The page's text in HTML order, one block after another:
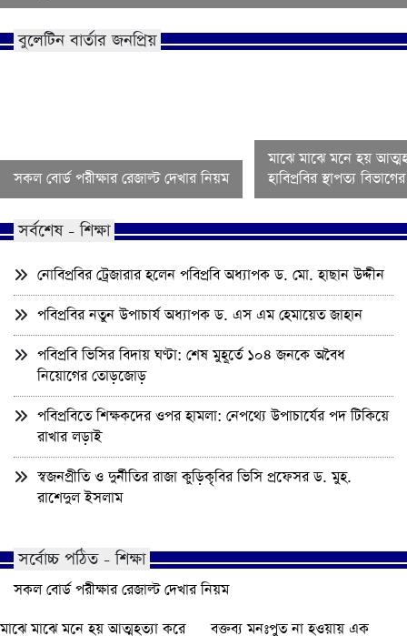
বুলেটিন বার্তার জনপ্রিয়
সকল বোর্ড পরীক্ষার রেজাল্ট দেখার নিয়ম
মাঝে মাঝে মনে হয়
হাবিপ্রবির স্থাপত্য
সর্বশেষ - শিক্ষা
নোবিপ্রবির ট্রেজারার হলেন পবিপ্রবি অধ্যাপক ড. মো. হাছান উদ্দীন
পবিপ্রবির নতুন উপাচার্য অধ্যাপক ড. এস এম হেমায়েত জাহান
পবিপ্রবি ভিসির বিদায় ঘণ্টা: শেষ মুহূর্তে ১০৪ জনকে অবৈধ
নিয়োগের তোড়জোড়
পবিপ্রবিতে শিক্ষকদের ওপর হামলা: নেপথ্যে উপাচার্যের পদ টিকিয়ে
রাখার লড়াই
স্বজনপ্রীতি ও দুর্নীতির রাজা কুড়িকৃবির ভিসি প্রফেসর ড. মুহ.
রাশেদুল ইসলাম
সর্বোচ্চ পঠিত - শিক্ষা
সকল বোর্ড পরীক্ষার রেজাল্ট দেখার নিয়ম
মাঝে মাঝে মনে হয় আত্মহত্যা করে
বক্তব্য মনঃপুত না হওয়ায় এক